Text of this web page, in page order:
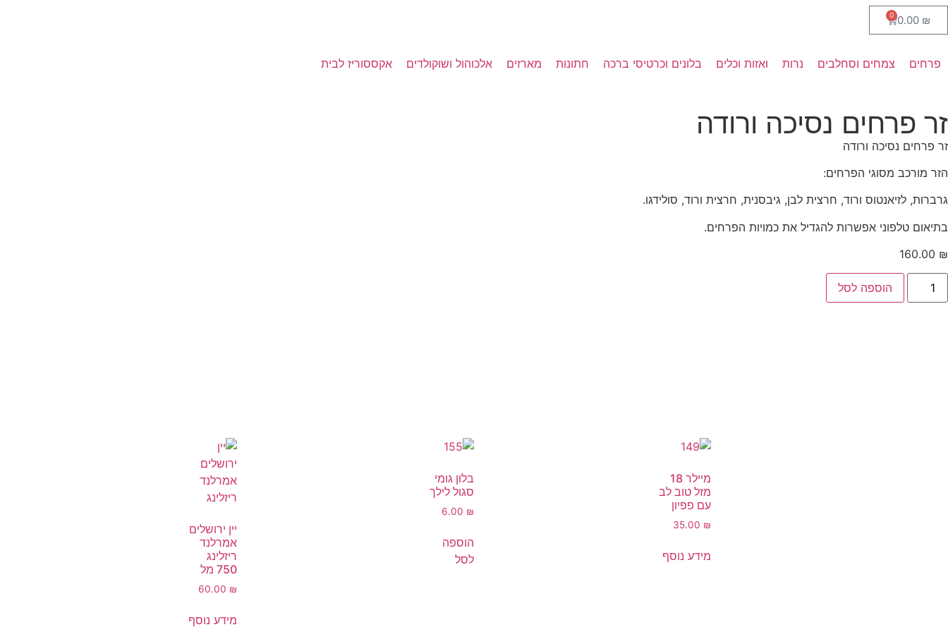
0.00 ₪
0
פרחים צמחים וסחלבים נרות ואזות וכלים בלונים וכרטיסי ברכה חתונות מארזים אלכוהול ושוקולדים אקססוריז לבית
זר פרחים נסיכה ורודה
זר פרחים נסיכה ורודה
הזר מורכב מסוגי הפרחים:
גרברות, לזיאנטוס ורוד, חרצית לבן, גיבסנית, חרצית ורוד, סולידגו.
בתיאום טלפוני אפשרות להגדיל את כמויות הפרחים.
160.00 ₪
הוספה לסל
מיילר 18
מזל טוב לב
עם פפיון
35.00 ₪
מידע נוסף
בלון גומי
סגול לילך
6.00 ₪
הוספה
לסל
יין ירושלים
אמרלנד
ריזלינג
750 מל
60.00 ₪
מידע נוסף